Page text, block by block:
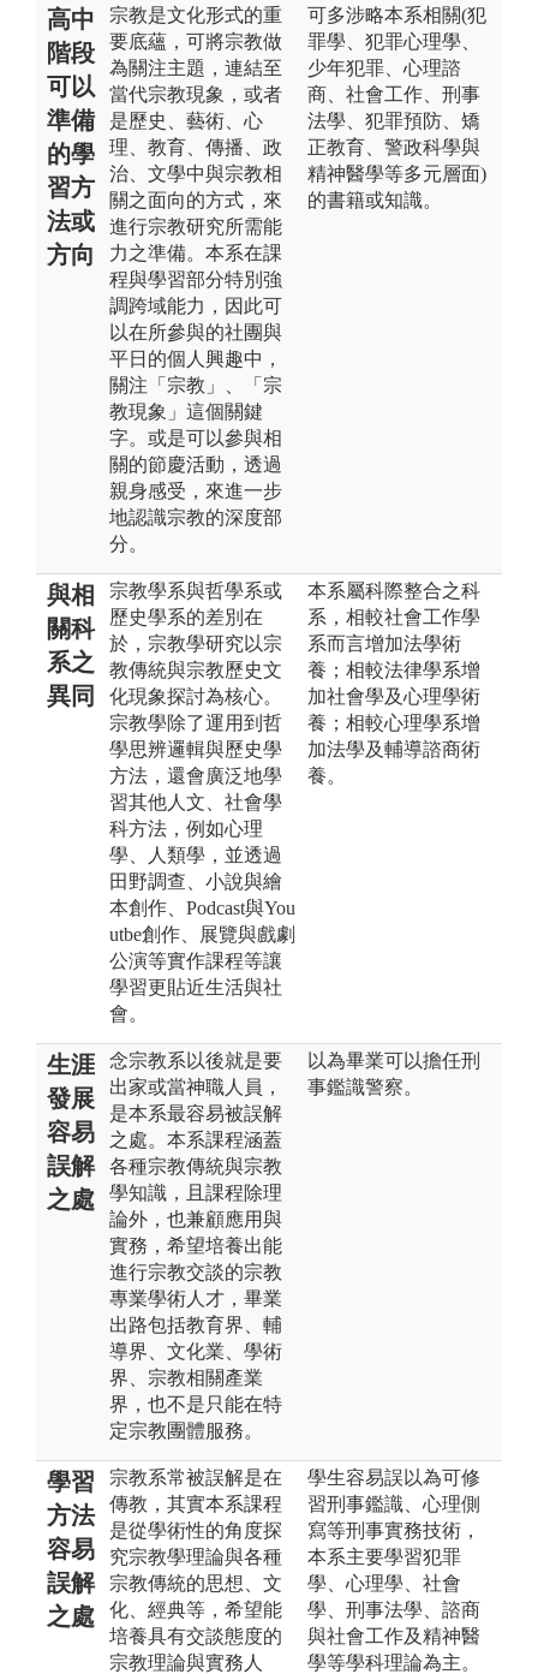
高中
階段
可以
準備
的學
習方
法或
方向
宗教是文化形式的重
要底蘊，可將宗教做
為關注主題，連結至
當代宗教現象，或者
是歷史、藝術、心
理、教育、傳播、政
治、文學中與宗教相
關之面向的方式，來
進行宗教研究所需能
力之準備。本系在課
程與學習部分特別強
調跨域能力，因此可
以在所參與的社團與
平日的個人興趣中，
關注「宗教」、「宗
教現象」這個關鍵
字。或是可以參與相
關的節慶活動，透過
親身感受，來進一步
地認識宗教的深度部
分。
可多涉略本系相關(犯
罪學、犯罪心理學、
少年犯罪、心理諮
商、社會工作、刑事
法學、犯罪預防、矯
正教育、警政科學與
精神醫學等多元層面)
的書籍或知識。
與相
關科
系之
異同
宗教學系與哲學系或
歷史學系的差別在
於，宗教學研究以宗
教傳統與宗教歷史文
化現象探討為核心。
宗教學除了運用到哲
學思辨邏輯與歷史學
方法，還會廣泛地學
習其他人文、社會學
科方法，例如心理
學、人類學，並透過
田野調查、小說與繪
本創作、Podcast與You
utbe創作、展覽與戲劇
公演等實作課程等讓
學習更貼近生活與社
會。
本系屬科際整合之科
系，相較社會工作學
系而言增加法學術
養；相較法律學系增
加社會學及心理學術
養；相較心理學系增
加法學及輔導諮商術
養。
生涯
發展
容易
誤解
之處
念宗教系以後就是要
出家或當神職人員，
是本系最容易被誤解
之處。本系課程涵蓋
各種宗教傳統與宗教
學知識，且課程除理
論外，也兼顧應用與
實務，希望培養出能
進行宗教交談的宗教
專業學術人才，畢業
出路包括教育界、輔
導界、文化業、學術
界、宗教相關產業
界，也不是只能在特
定宗教團體服務。
以為畢業可以擔任刑
事鑑識警察。
學習
方法
容易
誤解
之處
宗教系常被誤解是在
傳教，其實本系課程
是從學術性的角度探
究宗教學理論與各種
宗教傳統的思想、文
化、經典等，希望能
培養具有交談態度的
宗教理論與實務人
學生容易誤以為可修
習刑事鑑識、心理側
寫等刑事實務技術，
本系主要學習犯罪
學、心理學、社會
學、刑事法學、諮商
與社會工作及精神醫
學等學科理論為主。